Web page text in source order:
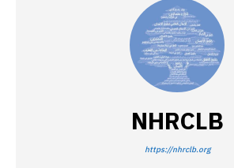
NHRCLB
https://nhrclb.org